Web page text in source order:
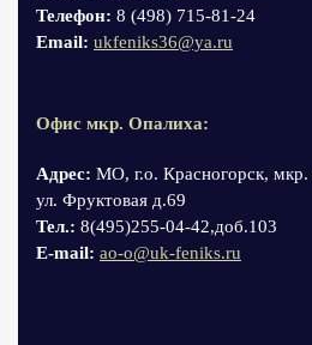
Телефон: 8 (498) 715-81-24
Email: ukfeniks36@ya.ru
Офис мкр. Опалиха:
Адрес: МО, г.о. Красногорск, мкр.
ул. Фруктовая д.69
Тел.: 8(495)255-04-42,доб.103
Е-mail: ao-o@uk-feniks.ru